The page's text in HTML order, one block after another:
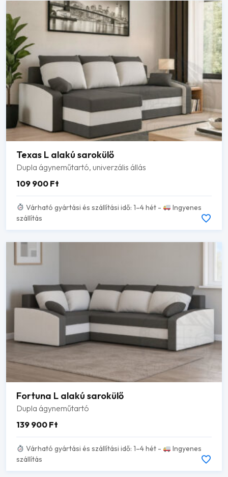
Texas L alakú sarokülő
Dupla ágyneműtartó, univerzális állás
109 900 Ft
Várható gyártási és szállítási idő: 1–4 hét -
Ingyenes
szállítás
Fortuna L alakú sarokülő
Dupla ágyneműtartó
139 900 Ft
Várható gyártási és szállítási idő: 1–4 hét -
Ingyenes
szállítás